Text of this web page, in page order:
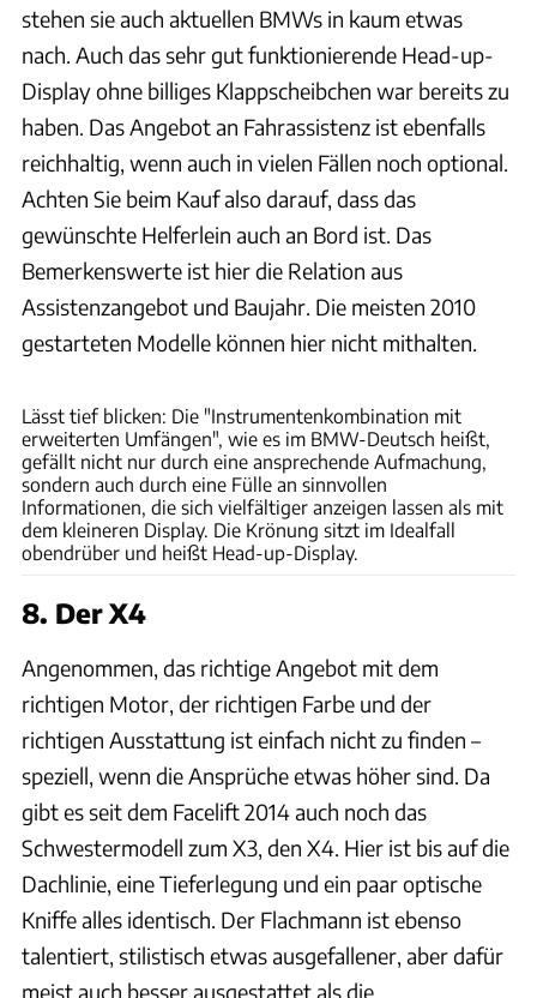
stehen sie auch aktuellen BMWs in kaum etwas
nach. Auch das sehr gut funktionierende Head-up-
Display ohne billiges Klappscheibchen war bereits zu
haben. Das Angebot an Fahrassistenz ist ebenfalls
reichhaltig, wenn auch in vielen Fällen noch optional.
Achten Sie beim Kauf also darauf, dass das
gewünschte Helferlein auch an Bord ist. Das
Bemerkenswerte ist hier die Relation aus
Assistenzangebot und Baujahr. Die meisten 2010
gestarteten Modelle können hier nicht mithalten.
Lässt tief blicken: Die "Instrumentenkombination mit
erweiterten Umfängen", wie es im BMW-Deutsch heißt,
gefällt nicht nur durch eine ansprechende Aufmachung,
sondern auch durch eine Fülle an sinnvollen
Informationen, die sich vielfältiger anzeigen lassen als mit
dem kleineren Display. Die Krönung sitzt im Idealfall
obendrüber und heißt Head-up-Display.
8. Der X4
Angenommen, das richtige Angebot mit dem
richtigen Motor, der richtigen Farbe und der
richtigen Ausstattung ist einfach nicht zu finden –
speziell, wenn die Ansprüche etwas höher sind. Da
gibt es seit dem Facelift 2014 auch noch das
Schwestermodell zum X3, den X4. Hier ist bis auf die
Dachlinie, eine Tieferlegung und ein paar optische
Kniffe alles identisch. Der Flachmann ist ebenso
talentiert, stilistisch etwas ausgefallener, aber dafür
meist auch besser ausgestattet als die